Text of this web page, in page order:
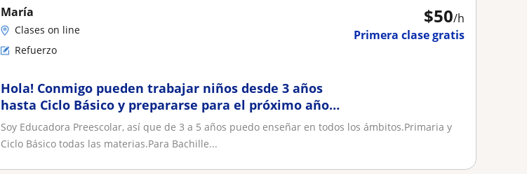
$50/h
Primera clase gratis
María
Clases on line
Refuerzo
Hola! Conmigo pueden trabajar niños desde 3 años
hasta Ciclo Básico y prepararse para el próximo año
educativo. Exámenes consultar
Soy Educadora Preescolar, así que de 3 a 5 años puedo enseñar en todos los ámbitos.Primaria y
Ciclo Básico todas las materias.Para Bachille...